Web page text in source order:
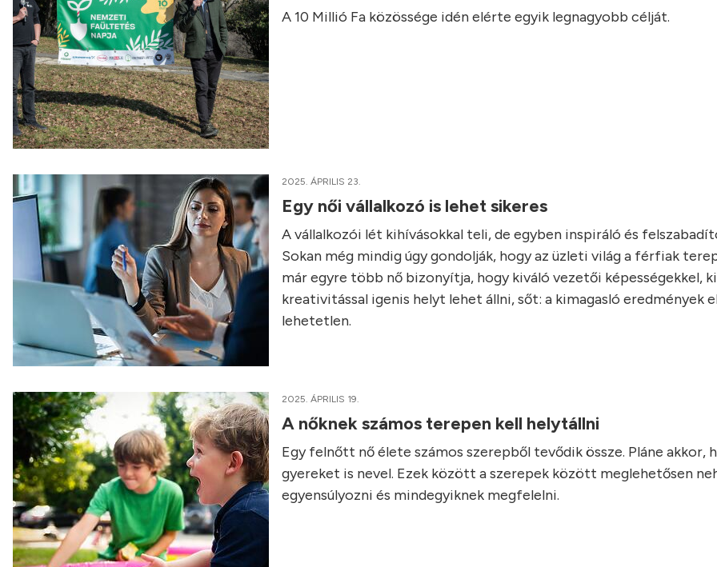
A 10 Millió Fa közössége idén elérte egyik legnagyobb célját.
2025. ÁPRILIS 23.
Egy női vállalkozó is lehet sikeres
A vállalkozói lét kihívásokkal teli, de egyben inspiráló és
Sokan még mindig úgy gondolják, hogy az üzleti világ a férfiak
már egyre több nő bizonyítja, hogy kiváló vezetői képességekkel,
kreativitással igenis helyt lehet állni, sőt: a kimagasló eredmények
lehetetlen.
2025. ÁPRILIS 19.
A nőknek számos terepen kell helytállni
Egy felnőtt nő élete számos szerepből tevődik össze. Pláne akkor,
gyereket is nevel. Ezek között a szerepek között meglehetősen
egyensúlyozni és mindegyiknek megfelelni.